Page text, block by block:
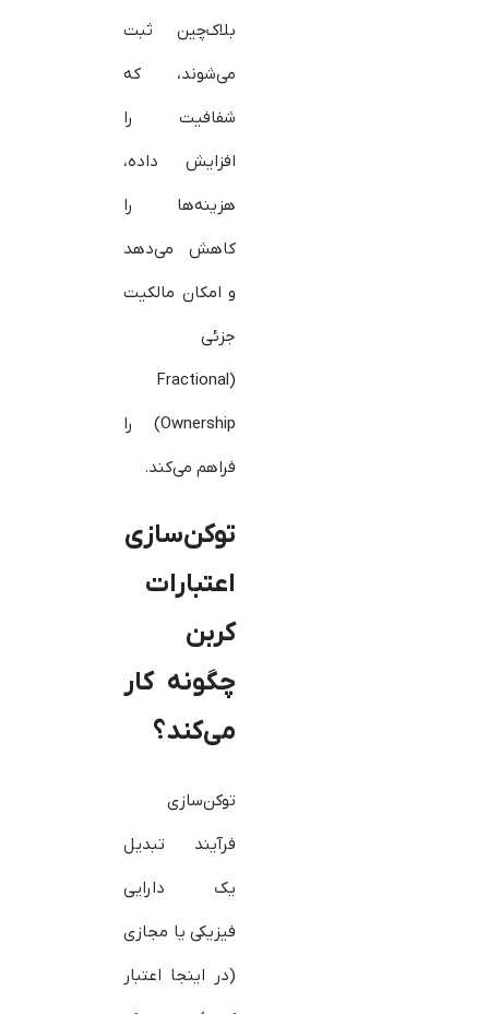
بلاک‌چین ثبت
می‌شوند، که
شفافیت را
افزایش داده،
هزینه‌ها را
کاهش می‌دهد
و امکان مالکیت
جزئی
(Fractional
Ownership) را
فراهم می‌کند.
توکن‌سازی
اعتبارات
کربن
چگونه کار
می‌کند؟
توکن‌سازی
فرآیند تبدیل
یک دارایی
فیزیکی یا مجازی
(در اینجا اعتبار